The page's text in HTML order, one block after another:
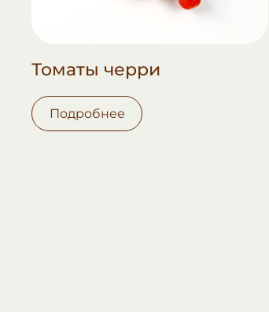
Томаты черри
Подробнее